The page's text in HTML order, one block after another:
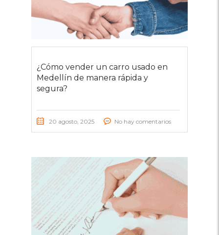
¿Cómo vender un carro usado en
Medellín de manera rápida y
segura?
20 agosto, 2025 No hay comentarios